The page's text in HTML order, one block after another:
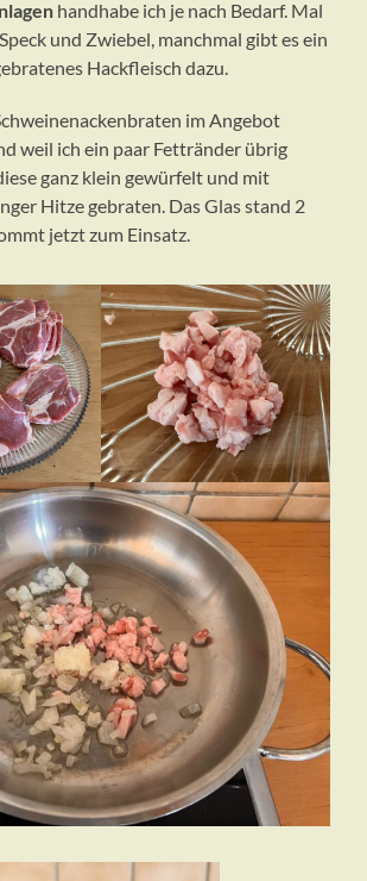
handhabe ich je nach Bedarf. Mal
und Zwiebel, manchmal gibt es ein
Hackfleisch dazu.
im Angebot
weil ich ein paar Fettränder übrig
ganz klein gewürfelt und mit
Hitze gebraten. Das Glas stand 2
jetzt zum Einsatz.